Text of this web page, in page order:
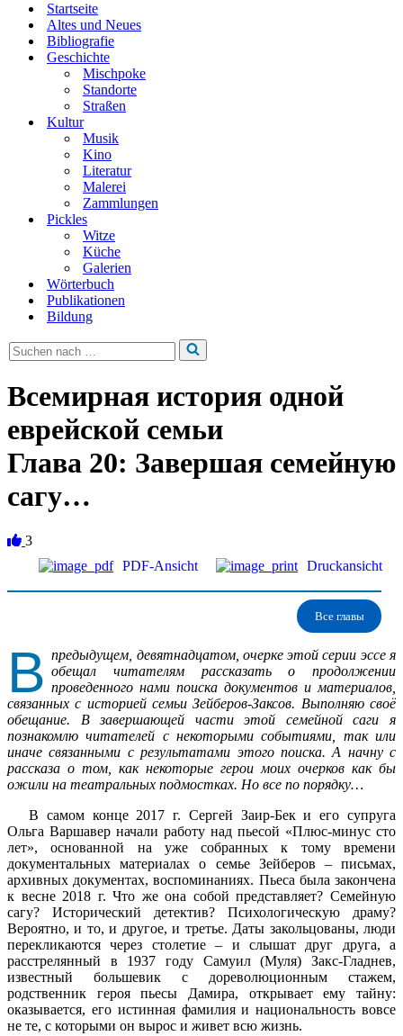
Startseite
Altes und Neues
Bibliografie
Geschichte
Mischpoke
Standorte
Straßen
Kultur
Musik
Kino
Literatur
Malerei
Zammlungen
Pickles
Witze
Küche
Galerien
Wörterbuch
Publikationen
Bildung
Suchen
nach …
Всемирная история одной
еврейской семьи
Глава 20: Завершая семейную
сагу…
3
PDF-Ansicht
Druckansicht
Все главы
В предыдущем, девятнадцатом, очерке этой серии эссе я
обещал читателям рассказать о продолжении
проведенного нами поиска документов и материалов,
связанных с историей семьи Зейберов-Заксов. Выполняю своё
обещание. В завершающей части этой семейной саги я
познакомлю читателей с некоторыми событиями, так или
иначе связанными с результатами этого поиска. А начну с
рассказа о том, как некоторые герои моих очерков как бы
ожили на театральных подмостках. Но все по порядку…
В самом конце 2017 г. Сергей Заир-Бек и его супруга
Ольга Варшавер начали работу над пьесой «Плюс-минус сто
лет», основанной на уже собранных к тому времени
документальных материалах о семье Зейберов – письмах,
архивных документах, воспоминаниях. Пьеса была закончена
к весне 2018 г. Что же она собой представляет? Семейную
сагу? Исторический детектив? Психологическую драму?
Вероятно, и то, и другое, и третье. Даты закольцованы, люди
перекликаются через столетие – и слышат друг друга, а
расстрелянный в 1937 году Самуил (Муля) Закс-Гладнев,
известный большевик с дореволюционным стажем,
родственник героя пьесы Дамира, открывает ему тайну:
оказывается, его истинная фамилия и национальность вовсе
не те, с которыми он вырос и живет всю жизнь.